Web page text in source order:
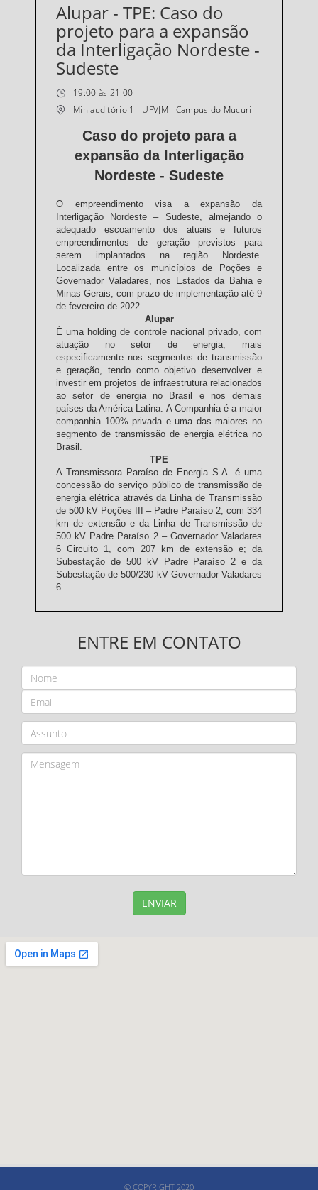
Alupar - TPE: Caso do
projeto para a expansão
da Interligação Nordeste -
Sudeste
19:00 às 21:00
Miniauditório 1 - UFVJM - Campus do Mucuri
Caso do projeto para a
expansão da Interligação
Nordeste - Sudeste
O empreendimento visa a expansão da
Interligação Nordeste – Sudeste, almejando o
adequado escoamento dos atuais e futuros
empreendimentos de geração previstos para
serem implantados na região Nordeste.
Localizada entre os municípios de Poções e
Governador Valadares, nos Estados da Bahia e
Minas Gerais, com prazo de implementação até 9
de fevereiro de 2022.
Alupar
É uma holding de controle nacional privado, com
atuação no setor de energia, mais
especificamente nos segmentos de transmissão
e geração, tendo como objetivo desenvolver e
investir em projetos de infraestrutura relacionados
ao setor de energia no Brasil e nos demais
países da América Latina. A Companhia é a maior
companhia 100% privada e uma das maiores no
segmento de transmissão de energia elétrica no
Brasil.
TPE
A Transmissora Paraíso de Energia S.A. é uma
concessão do serviço público de transmissão de
energia elétrica através da Linha de Transmissão
de 500 kV Poções III – Padre Paraíso 2, com 334
km de extensão e da Linha de Transmissão de
500 kV Padre Paraíso 2 – Governador Valadares
6 Circuito 1, com 207 km de extensão e; da
Subestação de 500 kV Padre Paraíso 2 e da
Subestação de 500/230 kV Governador Valadares
6.
ENTRE EM CONTATO
ENVIAR
© COPYRIGHT 2020